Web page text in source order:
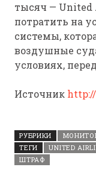
тысяч — United
потратить на
системы,
воздушные
условиях,
Источник
РУБРИКИ
ТЕГИ
UNITED
ШТРАФ